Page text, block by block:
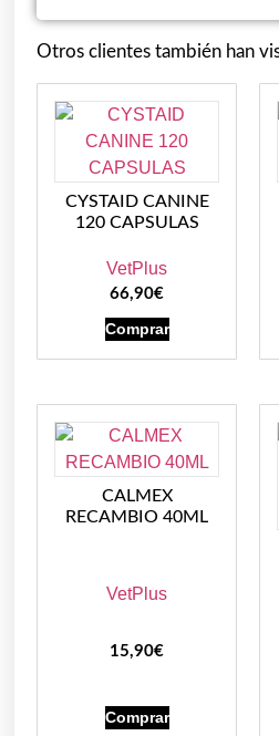
Otros clientes también han
CYSTAID CANINE
120 CAPSULAS
VetPlus
66,90€
Comprar
CALMEX
RECAMBIO 40ML
VetPlus
15,90€
Comprar